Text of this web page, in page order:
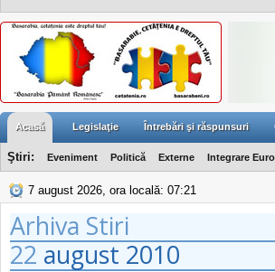
Acasă Legislaţie Întrebări şi răspunsuri
Ştiri: Eveniment Politică Externe Integrare
7 august 2026, ora locală: 07:21
Arhiva Stiri
22 august 2010